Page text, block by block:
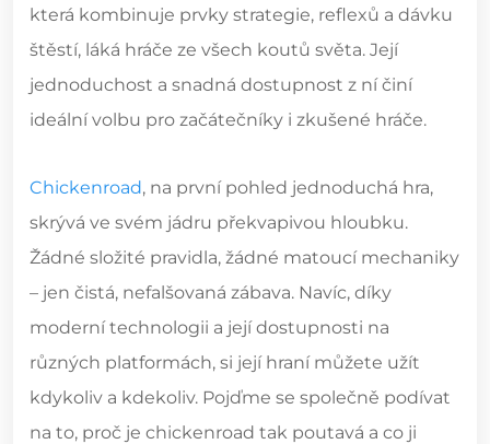
která kombinuje prvky strategie, reflexů a dávku
štěstí, láká hráče ze všech koutů světa. Její
jednoduchost a snadná dostupnost z ní činí
ideální volbu pro začátečníky i zkušené hráče.
Chickenroad, na první pohled jednoduchá hra,
skrývá ve svém jádru překvapivou hloubku.
Žádné složité pravidla, žádné matoucí mechaniky
– jen čistá, nefalšovaná zábava. Navíc, díky
moderní technologii a její dostupnosti na
různých platformách, si její hraní můžete užít
kdykoliv a kdekoliv. Pojďme se společně podívat
na to, proč je chickenroad tak poutavá a co ji